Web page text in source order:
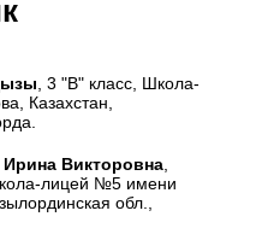
, 3 "В" класс, Школа-
Казахстан,
Викторовна
лицей №5 имени
обл.,